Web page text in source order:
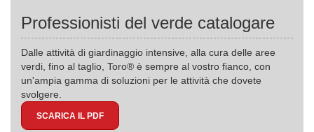
Professionisti del verde catalogare
Dalle attività di giardinaggio intensive, alla cura delle aree
verdi, fino al taglio, Toro® è sempre al vostro fianco, con
un'ampia gamma di soluzioni per le attività che dovete
svolgere.
SCARICA IL PDF